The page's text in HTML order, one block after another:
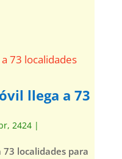
llega a 73
2424|
localidades para